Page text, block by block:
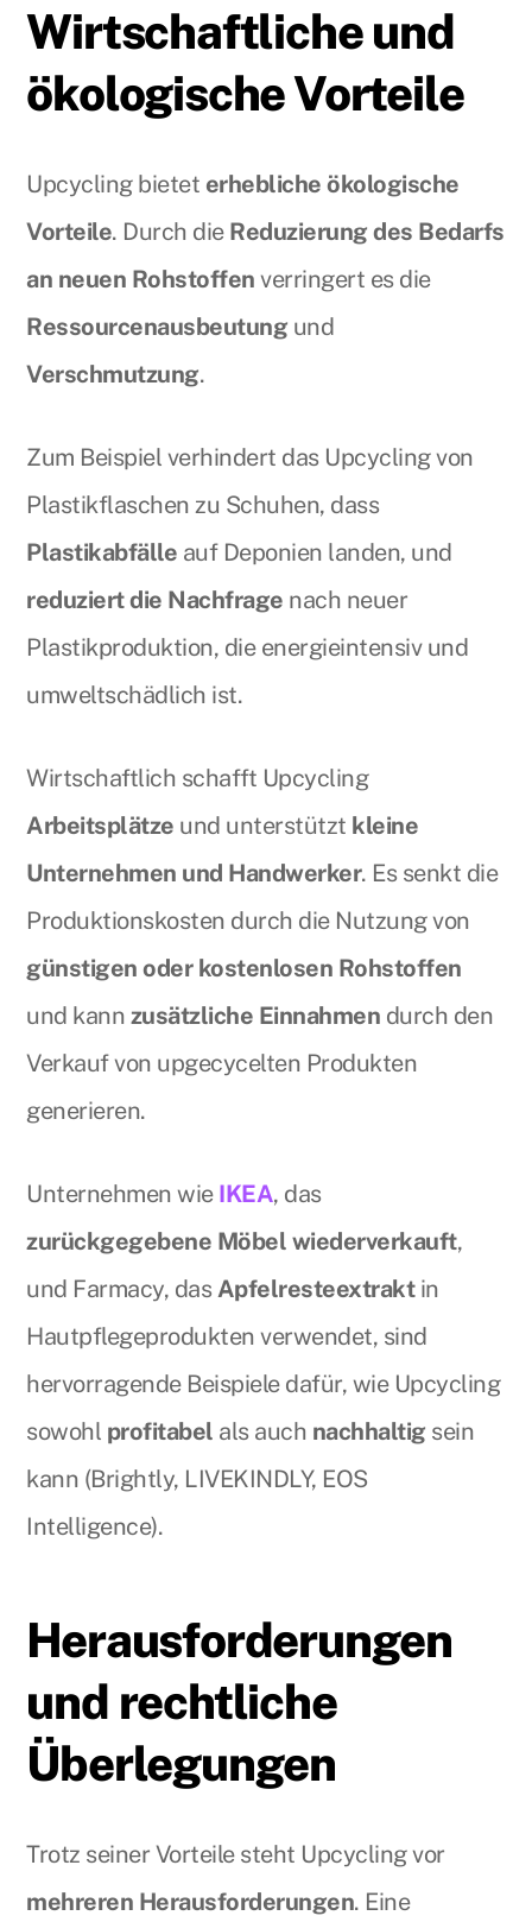
Wirtschaftliche und
ökologische Vorteile
Upcycling bietet erhebliche ökologische
Vorteile. Durch die Reduzierung des Bedarfs
an neuen Rohstoffen verringert es die
Ressourcenausbeutung und
Verschmutzung.
Zum Beispiel verhindert das Upcycling von
Plastikflaschen zu Schuhen, dass
Plastikabfälle auf Deponien landen, und
reduziert die Nachfrage nach neuer
Plastikproduktion, die energieintensiv und
umweltschädlich ist.
Wirtschaftlich schafft Upcycling
Arbeitsplätze und unterstützt kleine
Unternehmen und Handwerker. Es senkt die
Produktionskosten durch die Nutzung von
günstigen oder kostenlosen Rohstoffen
und kann zusätzliche Einnahmen durch den
Verkauf von upgecycelten Produkten
generieren.
Unternehmen wie IKEA, das
zurückgegebene Möbel wiederverkauft,
und Farmacy, dasApfelresteextraktin
Hautpflegeprodukten verwendet, sind
hervorragende Beispiele dafür, wie Upcycling
sowohl profitabel als auch nachhaltig sein
kann (Brightly, LIVEKINDLY, EOS
Intelligence).
Herausforderungen
und rechtliche
Überlegungen
Trotz seiner Vorteile steht Upcycling vor
mehreren Herausforderungen. Eine